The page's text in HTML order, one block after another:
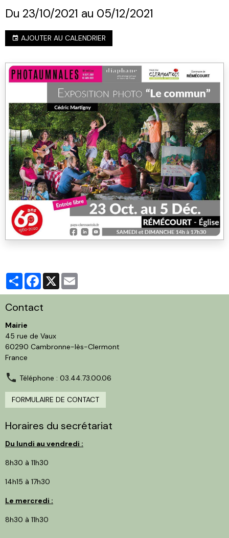
Du 23/10/2021 au 05/12/2021
AJOUTER AU CALENDRIER
PartagerFacebook
X
Contact
Mairie
45 rue de Vaux
60290 Cambronne-lès-Clermont
France
Téléphone : 03.44.73.00.06
FORMULAIRE DE CONTACT
Horaires du secrétariat
Du lundi au vendredi :
8h30 à 11h30
14h15 à 17h30
Le mercredi :
8h30 à 11h30